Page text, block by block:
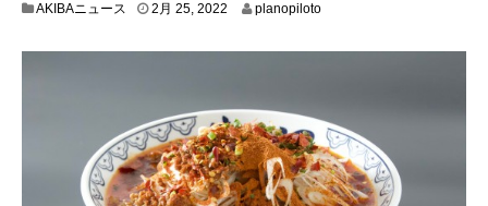
AKIBAニュース 2月 25, 2022
0
2
2
planopiloto